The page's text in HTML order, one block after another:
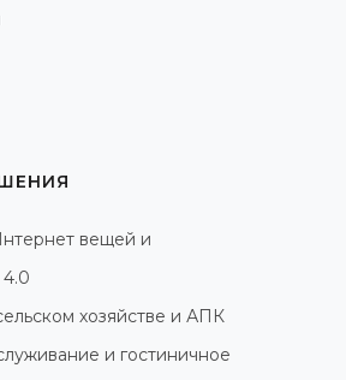
вещей и
хозяйстве и АПК
и гостиничное